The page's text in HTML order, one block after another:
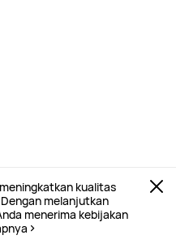
kualitas
melanjutkan
menerima kebijakan